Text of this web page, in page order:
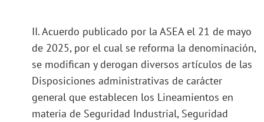
II. Acuerdo publicado por la ASEA el 21 de mayo
de 2025, por el cual se reforma la denominación,
se modifican y derogan diversos artículos de las
Disposiciones administrativas de carácter
general que establecen los Lineamientos en
materia de Seguridad Industrial, Seguridad